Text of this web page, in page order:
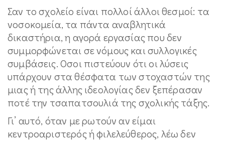
Σαν το σχολείο είναι πολλοί άλλοι θεσμοί: τα
νοσοκομεία, τα πάντα αναβλητικά
δικαστήρια, η αγορά εργασίας που δεν
συμμορφώνεται σε νόμους και συλλογικές
συμβάσεις. Οσοι πιστεύουν ότι οι λύσεις
υπάρχουν στα θέσφατα των στοχαστών της
μιας ή της άλλης ιδεολογίας δεν ξεπέρασαν
ποτέ την τσαπατσουλιά της σχολικής τάξης.
Γι’ αυτό, όταν με ρωτούν αν είμαι
κεντροαριστερός ή φιλελεύθερος, λέω δεν